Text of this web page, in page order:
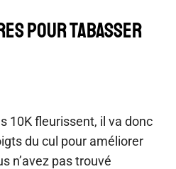
POUR TABASSER
10K fleurissent, il va donc
du cul pour améliorer
n’avez pas trouvé